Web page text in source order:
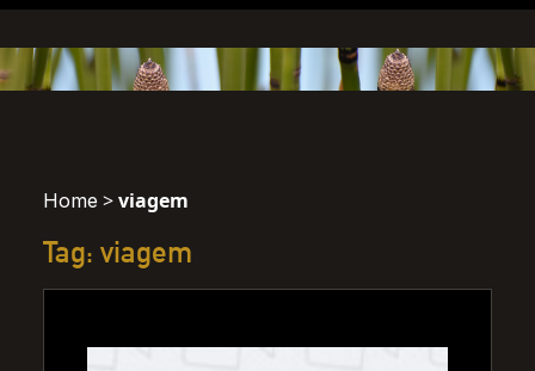
Home >viagem
Tag: viagem